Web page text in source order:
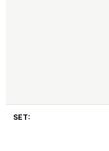
SET: